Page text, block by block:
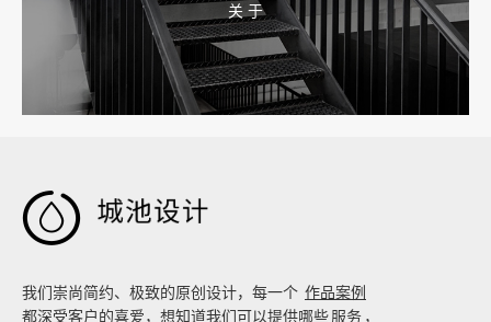
2026-08-02 17:58:44
工厂短视频拍摄后，怎样放进官网帮助客户判断实力
关 于

我们崇尚简约、极致的原创设计，每一个 作品案例
都深受客户的喜爱，想知道我们可以提供哪些服务 ，